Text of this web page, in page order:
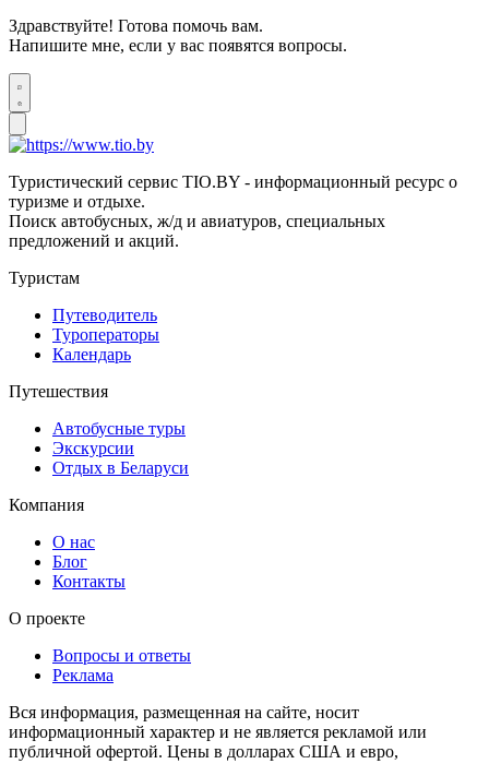
Здравствуйте! Готова помочь вам.
Напишите мне, если у вас появятся вопросы.
Туристический сервис TIO.BY - информационный ресурс о
туризме и отдыхе.
Поиск автобусных, ж/д и авиатуров, специальных
предложений и акций.
Туристам
Путеводитель
Туроператоры
Календарь
Путешествия
Автобусные туры
Экскурсии
Отдых в Беларуси
Компания
О нас
Блог
Контакты
О проекте
Вопросы и ответы
Реклама
Вся информация, размещенная на сайте, носит
информационный характер и не является рекламой или
публичной офертой. Цены в долларах США и евро,